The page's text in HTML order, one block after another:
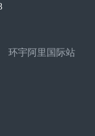
环宇阿里国际站